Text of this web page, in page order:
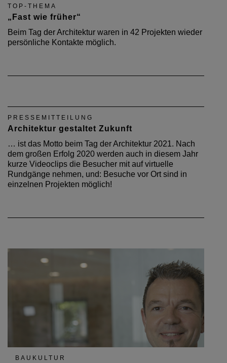
TOP-THEMA
„Fast wie früher“
Beim Tag der Architektur waren in 42 Projekten wieder
persönliche Kontakte möglich.
PRESSEMITTEILUNG
Architektur gestaltet Zukunft
… ist das Motto beim Tag der Architektur 2021. Nach
dem großen Erfolg 2020 werden auch in diesem Jahr
kurze Videoclips die Besucher mit auf virtuelle
Rundgänge nehmen, und: Besuche vor Ort sind in
einzelnen Projekten möglich!
BAUKULTUR